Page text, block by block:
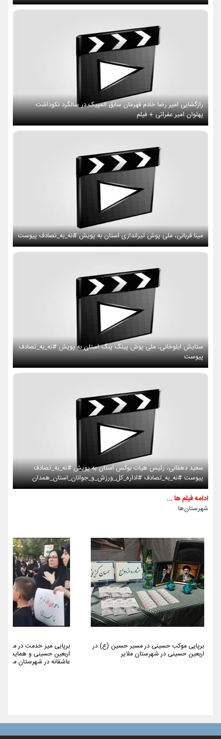
رازگشایی امیر رضا خادم قهرمان سابق المپیک در سالگرد نکوداشت
پهلوان امیر عفراتی + فیلم
مینا قربانی، ملی پوش تیراندازی استان به پویش #نه_به_تصادف پیوست
ستایش ایلوخانی، ملی پوش پینگ پنگ استان به پویش #نه_به_تصادف
پیوست
سعید دهقانی، رئیس هیات بوکس استان به پویش #نه_به_تصادف
پیوست #نه_به_تصادف #اداره_کل_ورزش_و_جوانان_استان_همدان
ادامه فیلم ها ...
شهرستان‌ها
برپایی موکب حسینی در مسیر حسین (ع) در
اربعین حسینی در شهرستان ملایر
برپایی میز خدمت در مراسم
اربعین حسینی و همایش
عاشقانه در شهرستان ملایر